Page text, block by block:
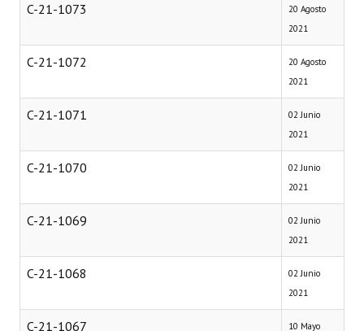
C-21-1073
20 Agosto
2021
C-21-1072
20 Agosto
2021
C-21-1071
02 Junio
2021
C-21-1070
02 Junio
2021
C-21-1069
02 Junio
2021
C-21-1068
02 Junio
2021
C-21-1067 10 Mayo